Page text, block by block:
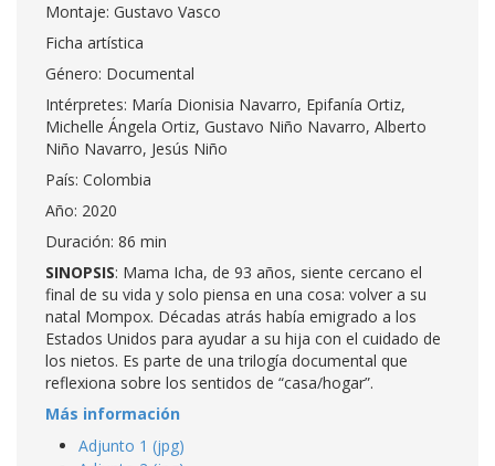
Montaje: Gustavo Vasco
Ficha artística
Género: Documental
Intérpretes: María Dionisia Navarro, Epifanía Ortiz,
Michelle Ángela Ortiz, Gustavo Niño Navarro, Alberto
Niño Navarro, Jesús Niño
País: Colombia
Año: 2020
Duración: 86 min
SINOPSIS: Mama Icha, de 93 años, siente cercano el
final de su vida y solo piensa en una cosa: volver a su
natal Mompox. Décadas atrás había emigrado a los
Estados Unidos para ayudar a su hija con el cuidado de
los nietos. Es parte de una trilogía documental que
reflexiona sobre los sentidos de “casa/hogar”.
Más información
Adjunto 1 (jpg)